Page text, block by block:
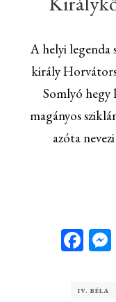
A helyi legenda
király
Somlyó hegy
magányos
azóta
IV. BÉLA